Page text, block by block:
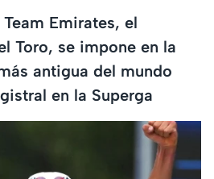
Emirates, el
Toro, se impone en la
antigua del mundo
en la Superga